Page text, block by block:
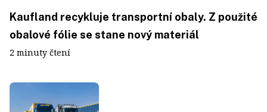
Kaufland recykluje transportní obaly. Z použité
obalové fólie se stane nový materiál
2 minuty čtení